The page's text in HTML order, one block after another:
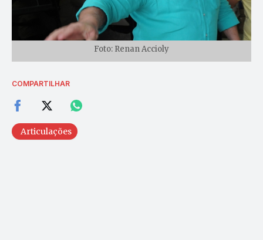
Foto: Renan Accioly
COMPARTILHAR
Articulações